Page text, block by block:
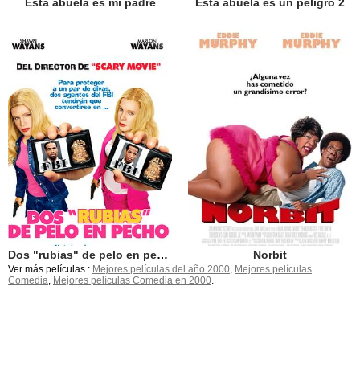
Esta abuela es mi padre Esta abuela es un peligro 2
Dos "rubias" de pelo en pecho Norbit
Ver más películas : Mejores películas del año 2000, Mejores películas
Comedia, Mejores películas Comedia en 2000.